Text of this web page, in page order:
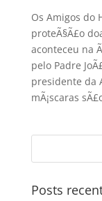
Os Amigos do
proteÃ§Ã£o
aconteceu na
pelo Padre
presidente da
mÃ¡scaras
Posts